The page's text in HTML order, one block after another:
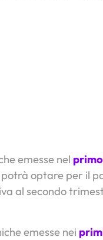
emesse nel
potrà optare per il
al secondo
emesse nei